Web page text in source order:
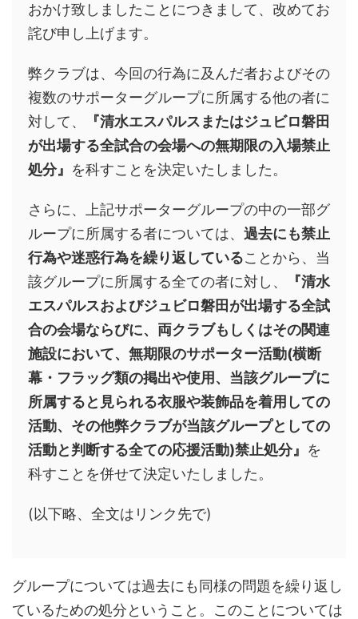
おかけ致しましたことにつきまして、改めてお
詫び申し上げます。
弊クラブは、今回の行為に及んだ者およびその
複数のサポーターグループに所属する他の者に
対して、
『清水エスパルスまたはジュビロ磐田
が出場する全試合の会場への無期限の入場禁止
処分』 を科すことを決定いたしました。
さらに、上記サポーターグループの中の一部グ
ループに所属する者については、 過去にも禁止
行為や迷惑行為を繰り返していることから、当
該グループに所属する全ての者に対し、
『清水
エスパルスおよびジュビロ磐田が出場する全試
合の会場ならびに、両クラブもしくはその関連
施設において、無期限のサポーター活動(横断
幕・フラッグ類の掲出や使用、当該グループに
所属すると見られる衣服や装飾品を着用しての
活動、その他弊クラブが当該グループとしての
活動と判断する全ての応援活動)禁止処分』 を
科すことを併せて決定いたしました。
(以下略、全文はリンク先で)
グループについては過去にも同様の問題を繰り返し
ているための処分ということ。このことについては